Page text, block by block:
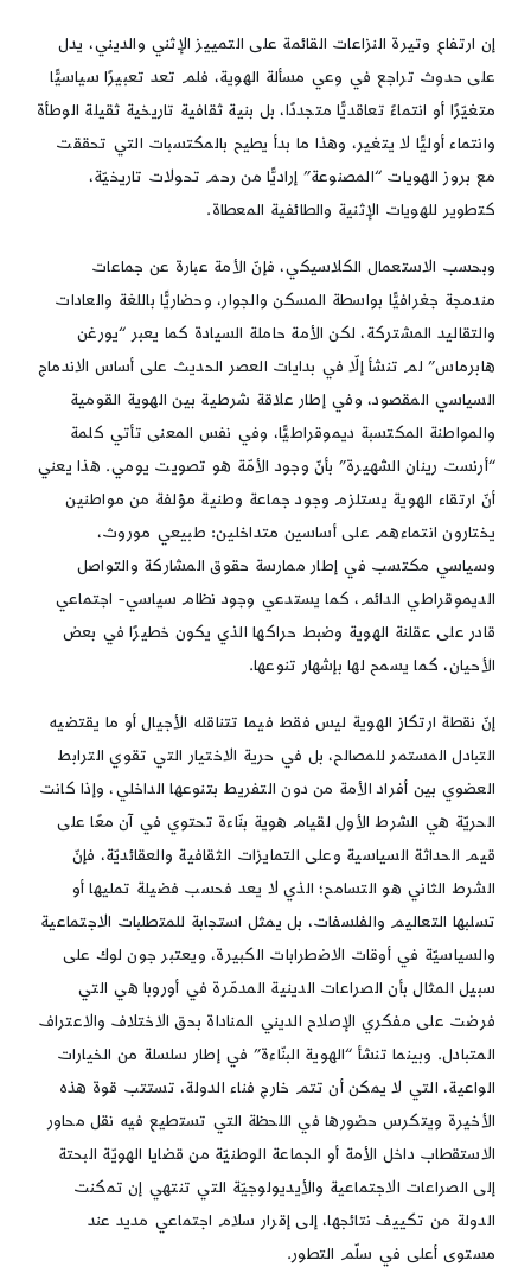
إن ارتفاع وتيرة النزاعات القائمة على التمييز الإثني والديني، يدل
على حدوث تراجع في وعي مسألة الهوية، فلم تعد تعبيرًا سياسيًّا
متغيّرًا أو انتماءً تعاقديًّا متجددًا، بل بنية ثقافية تاريخية ثقيلة الوطأة
وانتماء أوليًّا لا يتغير، وهذا ما بدأ يطيح بالمكتسبات التي تحققت
مع بروز الهويات “المصنوعة” إراديًّا من رحم تحولات تاريخيّة،
كتطوير للهويات الإثنية والطائفية المعطاة.
وبحسب الاستعمال الكلاسيكي، فإنّ الأمة عبارة عن جماعات
مندمجة جغرافيًّا بواسطة المسكن والجوار، وحضاريًّا باللغة والعادات
والتقاليد المشتركة، لكن الأمة حاملة السيادة كما يعبر “يورغن
هابرماس” لم تنشأ إلّا في بدايات العصر الحديث على أساس الاندماج
السياسي المقصود، وفي إطار علاقة شرطية بين الهوية القومية
والمواطنة المكتسبة ديموقراطيًّا، وفي نفس المعنى تأتي كلمة
“أرنست رينان الشهيرة” بأنّ وجود الأمّة هو تصويت يومي. هذا يعني
أنّ ارتقاء الهوية يستلزم وجود جماعة وطنية مؤلفة من مواطنين
يختارون انتماءهم على أساسين متداخلين: طبيعي موروث،
وسياسي مكتسب في إطار ممارسة حقوق المشاركة والتواصل
الديموقراطي الدائم، كما يستدعي وجود نظام سياسي- اجتماعي
قادر على عقلنة الهوية وضبط حراكها الذي يكون خطيرًا في بعض
الأحيان، كما يسمح لها بإشهار تنوعها.
إنّ نقطة ارتكاز الهوية ليس فقط فيما تتناقله الأجيال أو ما يقتضيه
التبادل المستمر للمصالح، بل في حرية الاختيار التي تقوي الترابط
العضوي بين أفراد الأمة من دون التفريط بتنوعها الداخلي، وإذا كانت
الحريّة هي الشرط الأول لقيام هوية بنّاءة تحتوي في آن معًا على
قيم الحداثة السياسية وعلى التمايزات الثقافية والعقائديّة، فإنّ
الشرط الثاني هو التسامح؛ الذي لا يعد فحسب فضيلة تمليها أو
تسلبها التعاليم والفلسفات، بل يمثل استجابة للمتطلبات الاجتماعية
والسياسيّة في أوقات الاضطرابات الكبيرة، ويعتبر جون لوك على
سبيل المثال بأن الصراعات الدينية المدمّرة في أوروبا هي التي
فرضت على مفكري الإصلاح الديني المناداة بحق الاختلاف والاعتراف
المتبادل. وبينما تنشأ “الهوية البنّاءة” في إطار سلسلة من الخيارات
الواعية، التي لا يمكن أن تتم خارج فناء الدولة، تستتب قوة هذه
الأخيرة ويتكرس حضورها في اللحظة التي تستطيع فيه نقل محاور
الاستقطاب داخل الأمة أو الجماعة الوطنيّة من قضايا الهويّة البحتة
إلى الصراعات الاجتماعية والأيديولوجيّة التي تنتهي إن تمكنت
الدولة من تكييف نتائجها، إلى إقرار سلام اجتماعي مديد عند
مستوى أعلى في سلّم التطور.